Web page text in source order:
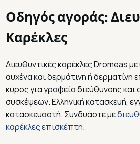
Οδηγός αγοράς:
Καρέκλες
Διευθυντικές καρέκλες Dromeas
αυχένα και δερμάτινη ή δερματίνη
κύρος για γραφεία διεύθυνσης και
συσκέψεων. Ελληνική κατασκευή,
κατασκευαστή. Συνδυάστε με
καρέκλες επισκέπτη.